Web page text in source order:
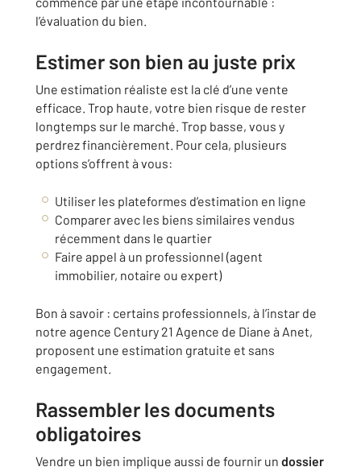
l’évaluation du bien.
Estimer son bien au juste prix
Une estimation réaliste est la clé d’une vente
efficace. Trop haute, votre bien risque de rester
longtemps sur le marché. Trop basse, vous y
perdrez financièrement. Pour cela, plusieurs
options s’offrent à vous:
Utiliser les plateformes d’estimation en ligne
Comparer avec les biens similaires vendus
récemment dans le quartier
Faire appel à un professionnel (agent
immobilier, notaire ou expert)
Bon à savoir : certains professionnels, à l’instar de
notre agence Century 21 Agence de Diane à Anet,
proposent une estimation gratuite et sans
engagement.
Rassembler les documents
obligatoires
Vendre un bien implique aussi de fournir un dossier